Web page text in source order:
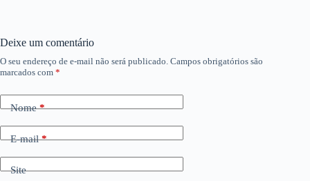
Deixe um comentário
O seu endereço de e-mail não será publicado. Campos obrigatórios são
marcados com *
Nome*
E-mail*
Site